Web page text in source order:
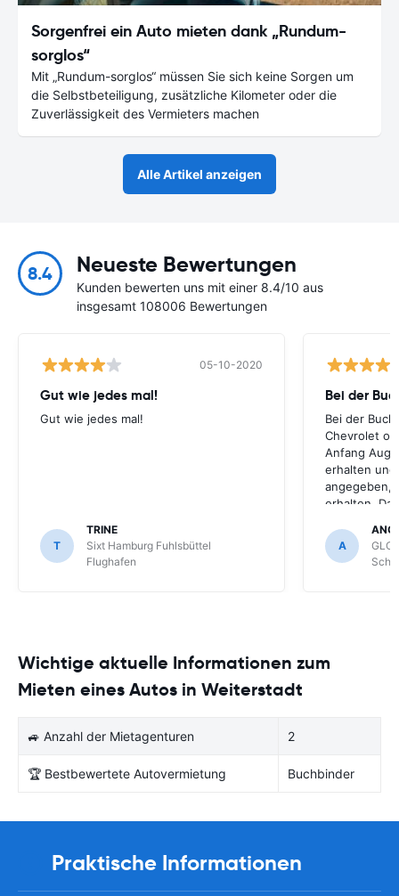
Sorgenfrei ein Auto mieten dank „Rundum-
sorglos“
Mit „Rundum-sorglos“ müssen Sie sich keine Sorgen um
die Selbstbeteiligung, zusätzliche Kilometer oder die
Zuverlässigkeit des Vermieters machen
Alle Artikel anzeigen
8.4 Neueste Bewertungen
Kunden bewerten uns mit einer 8.4/10 aus
insgesamt 108006 Bewertungen
05-10-2020
Gut wie jedes mal!
Gut wie jedes mal!
T
TRINE
Sixt Hamburg Fuhlsbüttel
Flughafen
Bei der
Bei der
Chevrolet
Anfang
erhalten
angegeben,
erhalten.
optimal,
Schönefeld
A
Wichtige aktuelle Informationen zum
Mieten eines Autos in Weiterstadt
🚙 Anzahl der Mietagenturen 2
🏆 Bestbewertete Autovermietung Buchbinder
Praktische Informationen